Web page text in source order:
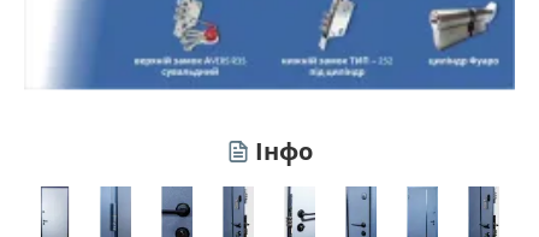
Інфо